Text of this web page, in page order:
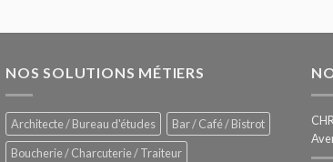
NOS SOLUTIONS MÉTIERS
Architecte / Bureau d'études
Bar / Café / Bistrot
Boucherie / Charcuterie / Traiteur